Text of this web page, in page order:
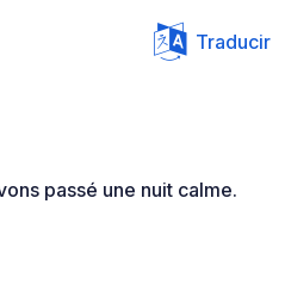
Traducir
passé une nuit calme.